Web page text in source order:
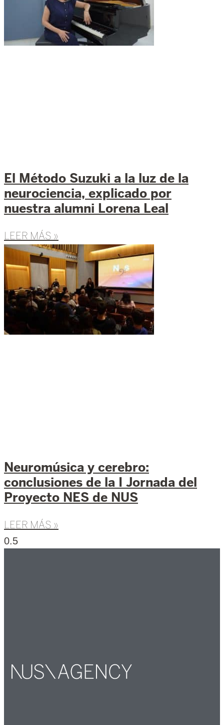
El Método Suzuki a la luz de la
neurociencia, explicado por
nuestra alumni Lorena Leal
LEER MÁS »
Neuromúsica y cerebro:
conclusiones de la I Jornada del
Proyecto NES de NUS
LEER MÁS »